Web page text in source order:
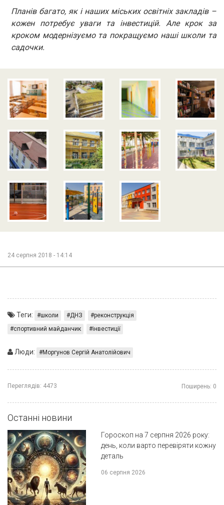
Планів багато, як і наших міських освітніх закладів –
кожен потребує уваги та інвестицій. Але крок за
кроком модернізуємо та покращуємо наші школи та
садочки.
24 серпня 2018 - 14:14
Теги: школи ДНЗ
реконструкція
спортивний майданчик
інвестиції
Люди: Моргунов Сергій Анатолійович
Переглядів: 4473 Поширень: 0
Останні новини
Гороскоп на 7 серпня 2026 року:
день, коли варто перевіряти кожну
деталь
06 серпня 2026